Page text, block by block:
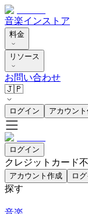
音楽インストア
料金
リソース
お問い合わせ
🇯🇵
ログイン アカウン
ログイン
クレジットカード
アカウント作成 ロ
探す